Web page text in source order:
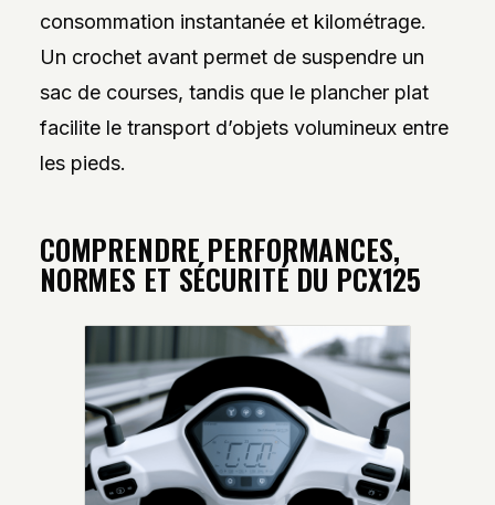
consommation instantanée et kilométrage.
Un crochet avant permet de suspendre un
sac de courses, tandis que le plancher plat
facilite le transport d’objets volumineux entre
les pieds.
COMPRENDRE PERFORMANCES,
NORMES ET SÉCURITÉ DU PCX125